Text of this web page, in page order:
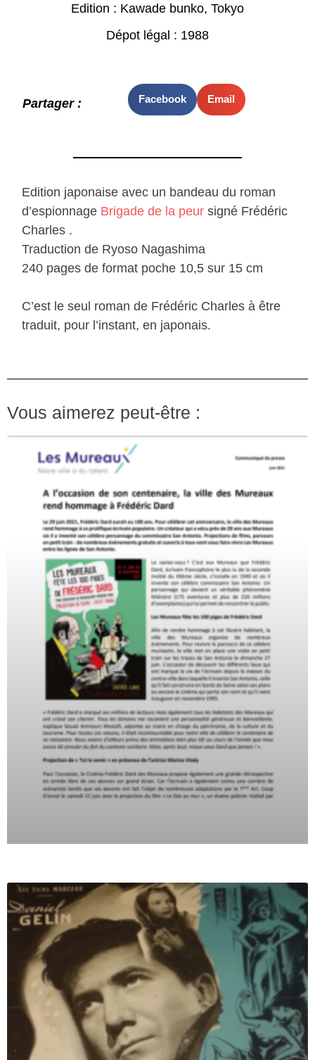
Edition : Kawade bunko, Tokyo
Dépot légal : 1988
Partager : Facebook Email
Edition japonaise avec un bandeau du roman
d’espionnage Brigade de la peur signé Frédéric
Charles .
Traduction de Ryoso Nagashima
240 pages de format poche 10,5 sur 15 cm
C’est le seul roman de Frédéric Charles à être
traduit, pour l’instant, en japonais.
Vous aimerez peut-être :